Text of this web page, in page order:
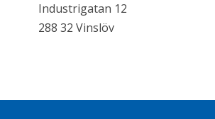
Industrigatan 12
288 32 Vinslöv